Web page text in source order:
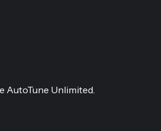
AutoTune Unlimited.